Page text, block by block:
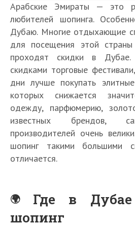
Арабские Эмираты — это
любителей шопинга.
Дубаю. Многие отдыхающие
для посещения этой
проходят скидки в Дубае.
скидками торговые
дни лучше покупать
которых снижается
одежду, парфюмерию,
известных брендов,
производителей очень
шопинг такими большими
отличается.
Где в Дубае
шопинг